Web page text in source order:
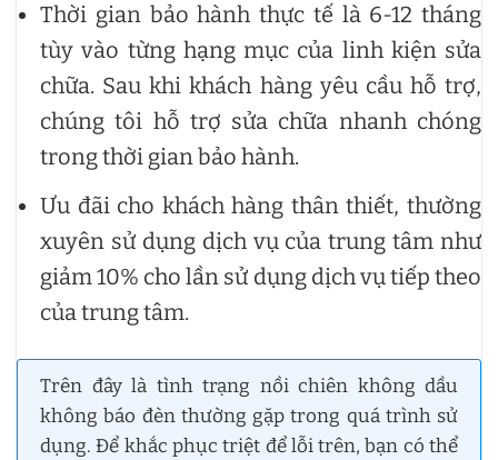
Thời gian bảo hành thực tế là 6-12 tháng
tùy vào từng hạng mục của linh kiện sửa
chữa. Sau khi khách hàng yêu cầu hỗ trợ,
chúng tôi hỗ trợ sửa chữa nhanh chóng
trong thời gian bảo hành.
Ưu đãi cho khách hàng thân thiết, thường
xuyên sử dụng dịch vụ của trung tâm như
giảm 10% cho lần sử dụng dịch vụ tiếp theo
của trung tâm.
Trên đây là tình trạng nồi chiên không dầu
không báo đèn thường gặp trong quá trình sử
dụng. Để khắc phục triệt để lỗi trên, bạn có thể